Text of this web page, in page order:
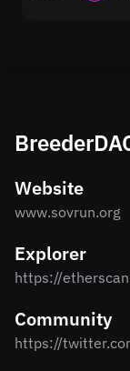
Website
www.sovrun.org
Explorer
Community
https://